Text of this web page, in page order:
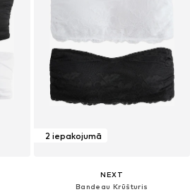
2 iepakojumā
NEXT
Bandeau Krūšturis